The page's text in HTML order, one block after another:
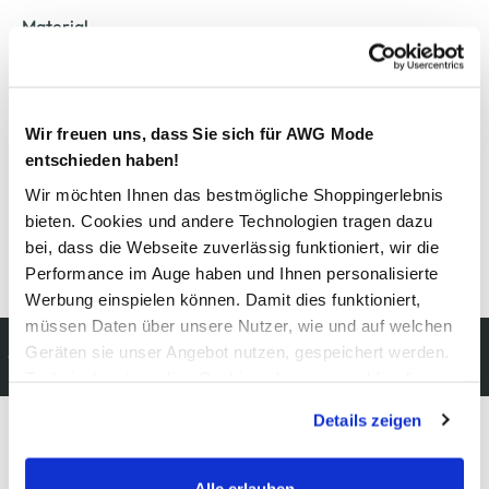
Wir freuen uns, dass Sie sich für AWG Mode
entschieden haben!
Wir möchten Ihnen das bestmögliche Shoppingerlebnis
bieten. Cookies und andere Technologien tragen dazu
bei, dass die Webseite zuverlässig funktioniert, wir die
Performance im Auge haben und Ihnen personalisierte
Werbung einspielen können. Damit dies funktioniert,
müssen Daten über unsere Nutzer, wie und auf welchen
Geräten sie unser Angebot nutzen, gespeichert werden.
werden, werden bei der Nutzung der Webseite auf jeden
Fall gesetzt. Cookies von Drittanbietern für Analyse- oder
Trackingzwecke werden nur dann aktiviert, wenn Sie das
Details zeigen
Material
Pflegehinweise
Details zur Produktsicherheit anzeigen
Kostenfreie Rücksendung
Modeglück im Abo: